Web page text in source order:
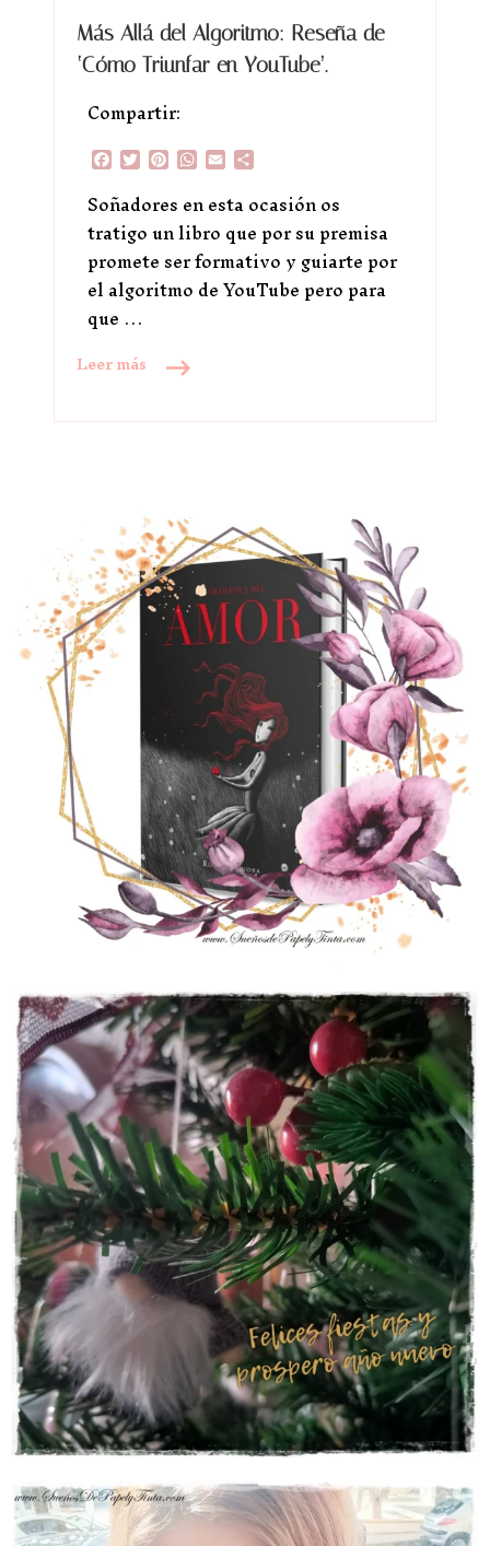
Más Allá del Algoritmo: Reseña de
‘Cómo Triunfar en YouTube’.
Compartir:
Facebook
Twitter
Pinterest
WhatsApp
Email
Soñadores en esta ocasión os
tratigo un libro que por su premisa
promete ser formativo y guiarte por
el algoritmo de YouTube pero para
que …
Leer más